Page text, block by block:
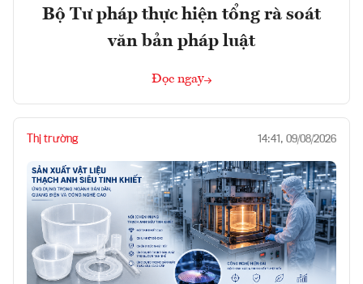
Bộ Tư pháp thực hiện tổng rà soát
văn bản pháp luật
Đọc ngay
Thị trường 14:41, 09/08/2026